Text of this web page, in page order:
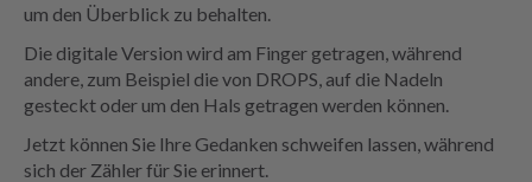
um den Überblick zu behalten.
Die digitale Version wird am Finger getragen, während
andere, zum Beispiel die von DROPS, auf die Nadeln
gesteckt oder um den Hals getragen werden können.
Jetzt können Sie Ihre Gedanken schweifen lassen, während
sich der Zähler für Sie erinnert.